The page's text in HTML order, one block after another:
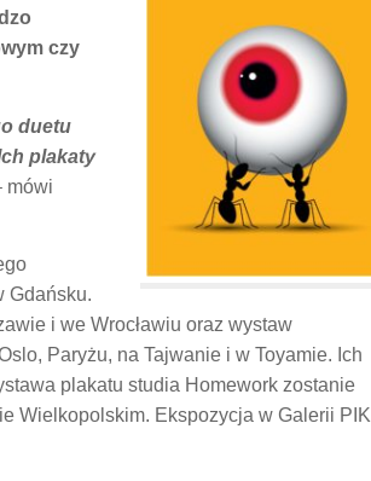
czy
duetu
plakaty
mówi
Gdańsku.
i we Wrocławiu oraz wystaw
Paryżu, na Tajwanie i w Toyamie. Ich
plakatu studia Homework zostanie
Wielkopolskim. Ekspozycja w Galerii PIK